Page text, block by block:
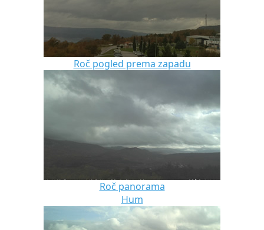
Roč pogled prema zapadu
Roč panorama
Hum